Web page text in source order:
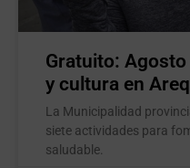
Gratuito:
y cultura en
La Municipalidad
siete actividades para
saludable.